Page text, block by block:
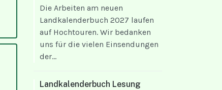
Die Arbeiten am neuen
Landkalenderbuch 2027 laufen
auf Hochtouren. Wir bedanken
uns für die vielen Einsendungen
der...
Landkalenderbuch Lesung